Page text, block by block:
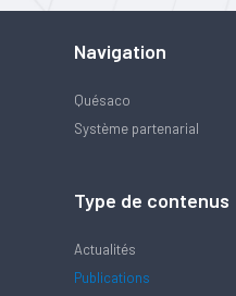
Navigation
Quésaco
Système partenarial
Type de contenus
Actualités
Publications